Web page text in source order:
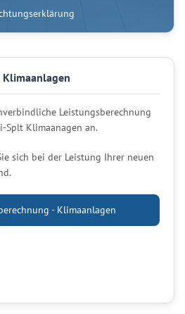
Leistungsberechnung
Klimaanagen an.
sich bei der Leistung Ihrer neuen
- Klimaanlagen